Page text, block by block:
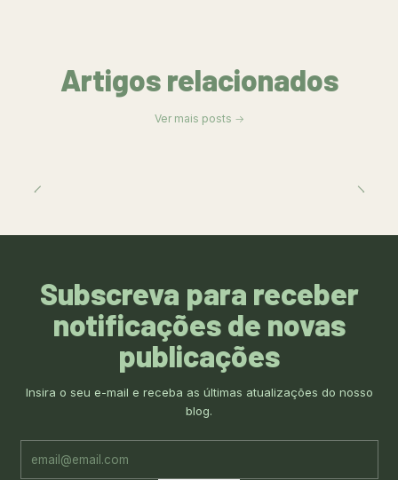
Artigos relacionados
Ver mais posts
Subscreva para receber
notificações de novas
publicações
Insira o seu e-mail e receba as últimas atualizações do nosso
blog.